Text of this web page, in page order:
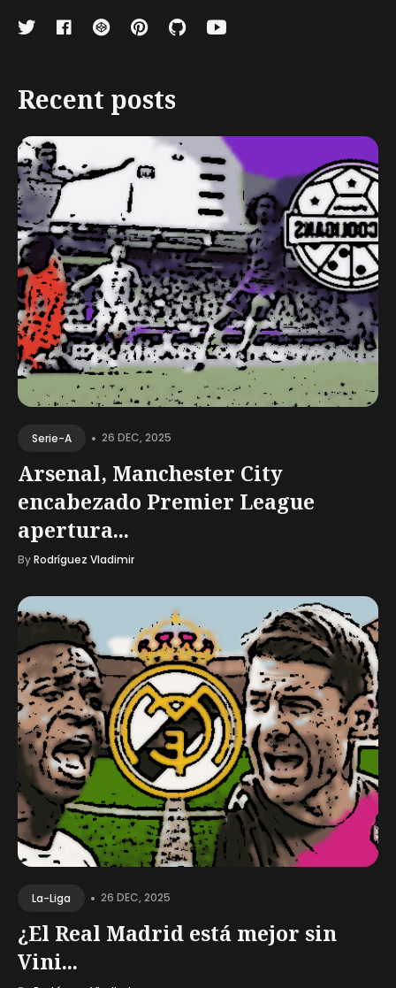
Recent posts
Serie-A • 26 DEC, 2025
Arsenal, Manchester City
encabezado Premier League
apertura...
ByRodríguez Vladimir
La-Liga • 26 DEC, 2025
¿El Real Madrid está mejor sin
Vini...